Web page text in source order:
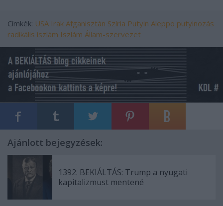
Címkék: USA Irak Afganisztán Szíria Putyin Aleppo putyinozás
radikális iszlám Iszlám Állam-szervezet
Ajánlott bejegyzések:
1392. BEKIÁLTÁS: Trump a nyugati
kapitalizmust mentené